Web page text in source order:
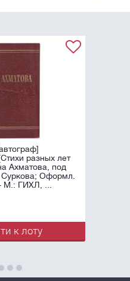
разных лет
под
Оформл.
ГИХЛ, ...
к лоту